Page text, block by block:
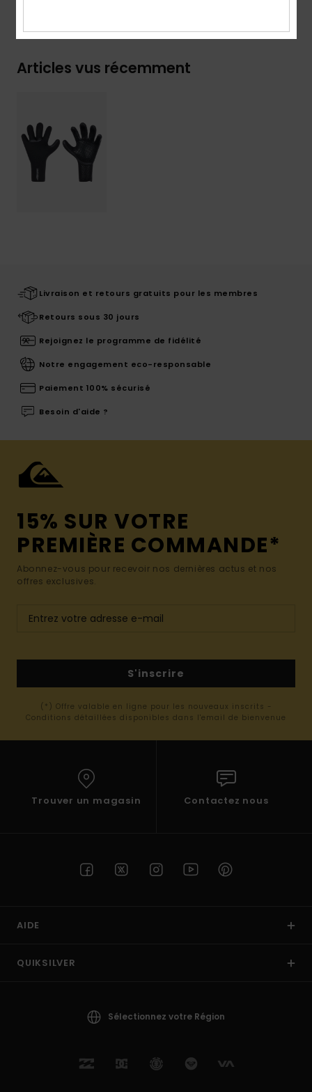
Articles vus récemment
Livraison et retours gratuits pour les membres
Retours sous 30 jours
Rejoignez le programme de fidélité
Notre engagement eco-responsable
Paiement 100% sécurisé
Besoin d'aide ?
15% SUR VOTRE
PREMIÈRE COMMANDE*
Abonnez-vous pour recevoir nos dernières actus et nos
offres exclusives.
S'inscrire
(*) Offre valable en ligne pour les nouveaux inscrits -
Conditions détaillées disponibles dans l'email de bienvenue
Trouver un magasin Contactez nous
AIDE
QUIKSILVER
Sélectionnez votre Région